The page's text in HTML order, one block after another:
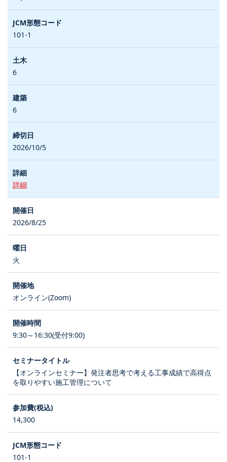
101-1
6
6
2026/10/5
詳細
2026/8/25
火
オンライン(Zoom)
9:30～16:30(受付9:00)
【オンラインセミナー】発注者思考で考える工事成績で高得点
を取りやすい施工管理について
14,300
101-1